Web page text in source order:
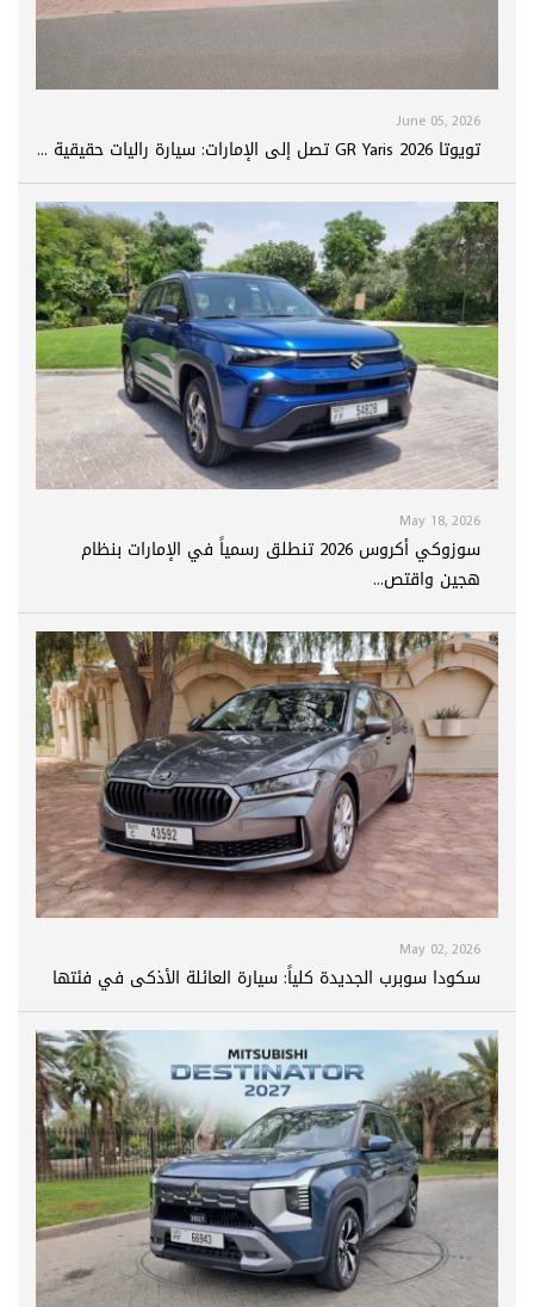
June 05, 2026
تويوتا GR Yaris 2026 تصل إلى الإمارات: سيارة راليات حقيقية ...
May 18, 2026
سوزوكي أكروس 2026 تنطلق رسمياً في الإمارات بنظام
هجين واقتص...
May 02, 2026
سكودا سوبرب الجديدة كلياً: سيارة العائلة الأذكى في فئتها